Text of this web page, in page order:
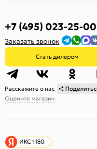
+7 (495) 023-25-00
Заказать звонок
Стать дилером
Расскажите о нас
Оцените магазин
ИКС 1180